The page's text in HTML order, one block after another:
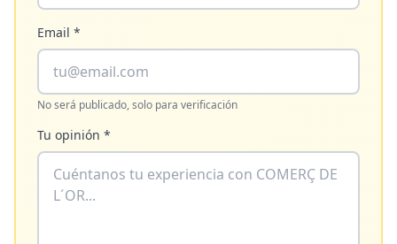
Email *
No será publicado, solo para verificación
Tu opinión *